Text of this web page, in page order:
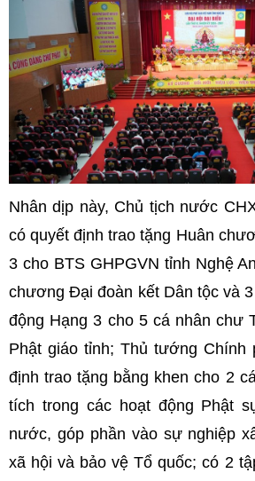
Nhân dịp này, Chủ tịch nước
có quyết định trao tặng Huân
3 cho BTS GHPGVN tỉnh Nghệ
chương Đại đoàn kết Dân tộc và
động Hạng 3 cho 5 cá nhân chư
Phật giáo tỉnh; Thủ tướng Chính
định trao tặng bằng khen cho 2
tích trong các hoạt động Phật
nước, góp phần vào sự nghiệp
xã hội và bảo vệ Tổ quốc; có 2